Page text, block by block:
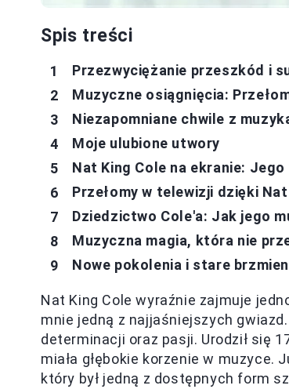
Spis treści
Przezwyciężanie przeszkód i
Muzyczne osiągnięcia:
Niezapomniane chwile z
Moje ulubione utwory
Nat King Cole na ekranie:
Przełomy w telewizji dzięki
Dziedzictwo Cole'a: Jak jego
Muzyczna magia, która nie
Nowe pokolenia i stare
Nat King Cole wyraźnie zajmuje
mnie jedną z najjaśniejszych
determinacji oraz pasji. Urodził się
miała głębokie korzenie w muzyce.
który był jedną z dostępnych form